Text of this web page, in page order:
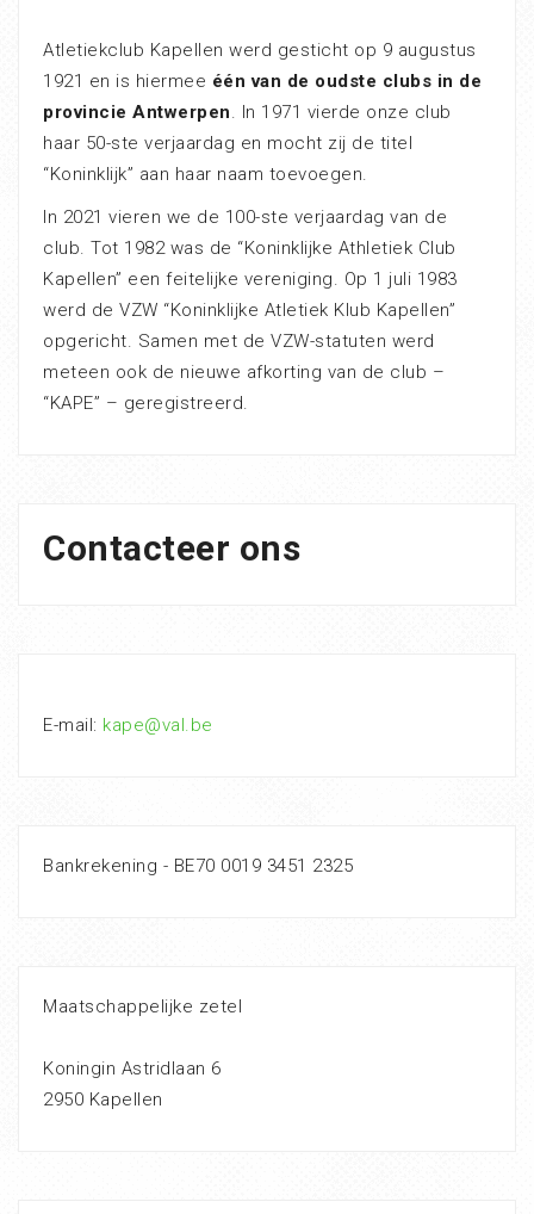
Atletiekclub Kapellen werd gesticht op 9 augustus
1921 en is hiermee één van de oudste clubs in de
provincie Antwerpen. In 1971 vierde onze club
haar 50-ste verjaardag en mocht zij de titel
“Koninklijk” aan haar naam toevoegen.
In 2021 vieren we de 100-ste verjaardag van de
club. Tot 1982 was de “Koninklijke Athletiek Club
Kapellen” een feitelijke vereniging. Op 1 juli 1983
werd de VZW “Koninklijke Atletiek Klub Kapellen”
opgericht. Samen met de VZW-statuten werd
meteen ook de nieuwe afkorting van de club –
“KAPE” – geregistreerd.
Contacteer ons
E-mail: kape@val.be
Bankrekening - BE70 0019 3451 2325
Maatschappelijke zetel
Koningin Astridlaan 6
2950 Kapellen